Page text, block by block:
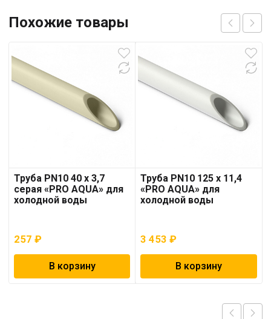
Похожие товары
Труба PN10 40 x 3,7
серая «PRO AQUA» для
холодной воды
257 ₽
В корзину
Труба PN10 125 x 11,4
«PRO AQUA» для
холодной воды
3 453₽
В корзину